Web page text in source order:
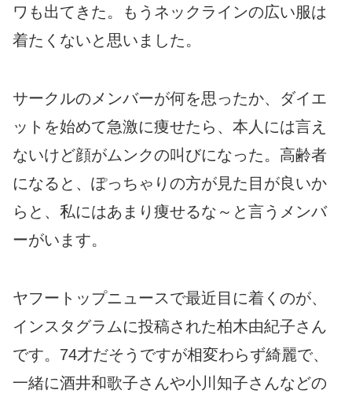
ワも出てきた。もうネックラインの広い服は
着たくないと思いました。
サークルのメンバーが何を思ったか、ダイエ
ットを始めて急激に痩せたら、本人には言え
ないけど顔がムンクの叫びになった。高齢者
になると、ぽっちゃりの方が見た目が良いか
らと、私にはあまり痩せるな～と言うメンバ
ーがいます。
ヤフートップニュースで最近目に着くのが、
インスタグラムに投稿された柏木由紀子さん
です。74才だそうですが相変わらず綺麗で、
一緒に酒井和歌子さんや小川知子さんなどの